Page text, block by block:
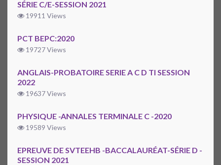
SÉRIE C/E-SESSION 2021
19911 Views
PCT BEPC:2020
19727 Views
ANGLAIS-PROBATOIRE SERIE A C D TI SESSION
2022
19637 Views
PHYSIQUE -ANNALES TERMINALE C -2020
19589 Views
EPREUVE DE SVTEEHB -BACCALAURÉAT-SÉRIE D -
SESSION 2021